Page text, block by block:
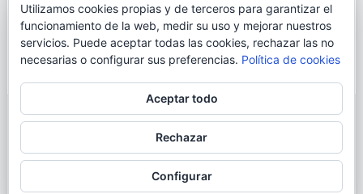
JUEGA AL
CANICÓDROMO
DIGITAL DE
OPENBANK
ING TOCA SUELO EN
LA RENTABILIDAD
DE SU CUENTA
NARANJA: 0,01% TAE
EVO BANK
PERMITIRÁ
INGRESAR DINERO
DESDE LAS OFICINAS
© 2026BLOGAHORRO.
CONTACTA CON EL AUTOR
MAPA DE LA WEB
MÁS INFORMACIÓN SOBRE LAS COOKIES
Utilizamos cookies propias y de terceros para garantizar el
funcionamiento de la web, medir su uso y mejorar nuestros
servicios. Puede aceptar todas las cookies, rechazar las no
necesarias o configurar sus preferencias. Política de cookies
Aceptar todo
Rechazar
Configurar